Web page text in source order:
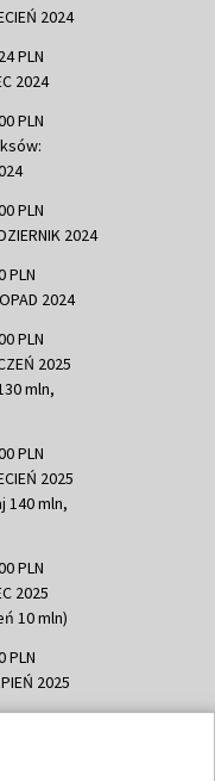
2024
PLN
2024
PLN
PLN
2024
PLN
2024
PLN
2025
mln,
PLN
2025
140 mln,
PLN
2025
10 mln)
PLN
2025
PLN